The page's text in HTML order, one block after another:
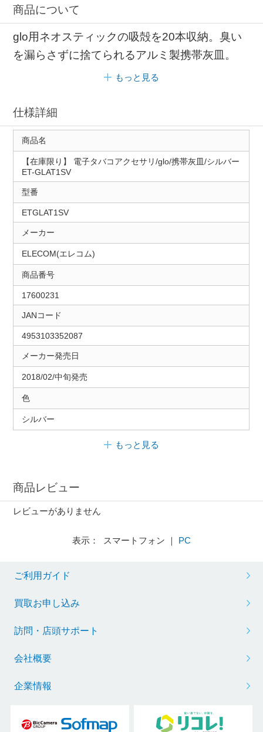
商品について
glo用ネオスティックの吸殻を20本収納。臭い
を漏らさずに捨てられるアルミ製携帯灰皿。
もっと見る
仕様詳細
商品名
【在庫限り】 電子タバコアクセサリ/glo/携帯灰皿/シルバー
ET-GLAT1SV
型番
ETGLAT1SV
メーカー
ELECOM(エレコム)
商品番号
17600231
JANコード
4953103352087
メーカー発売日
2018/02/中旬発売
色
シルバー
もっと見る
商品レビュー
レビューがありません
表示： スマートフォン ｜ PC
ご利用ガイド
買取お申し込み
訪問・店頭サポート
会社概要
企業情報